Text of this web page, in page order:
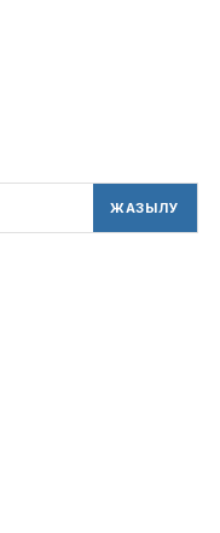
ЖАЗЫЛУ